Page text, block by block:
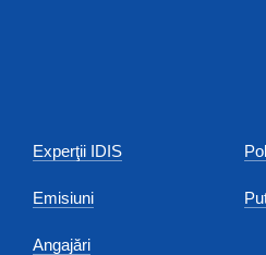
Experţii IDIS
Emisiuni
Angajări